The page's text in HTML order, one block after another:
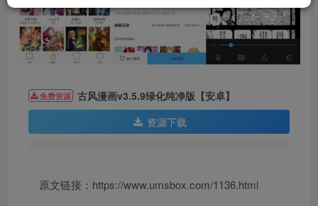
免费资源 古风漫画v3.5.9绿化纯净版【安卓】
资源下载
原文链接：https://www.umsbox.com/1136.html